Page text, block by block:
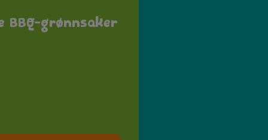
BBQ-grønnsaker